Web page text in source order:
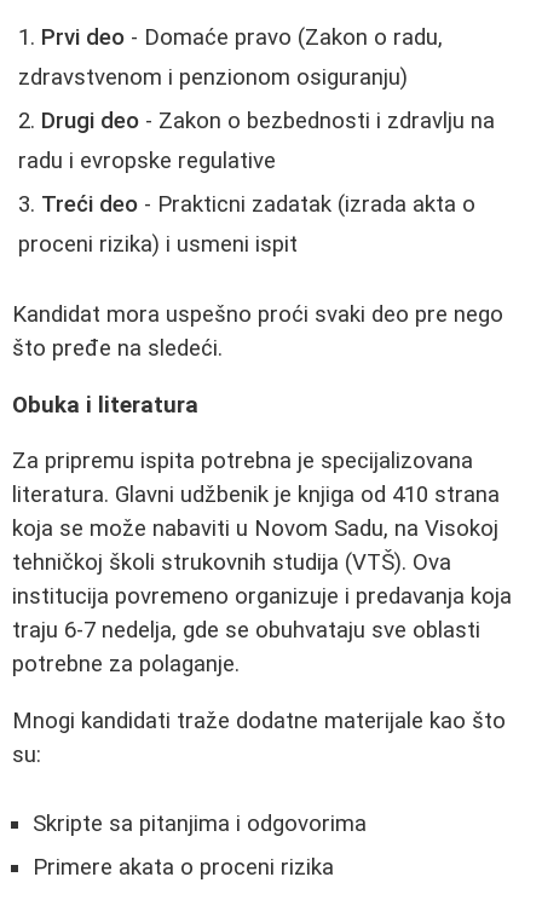
Prvi deo - Domaće pravo (Zakon o radu,
zdravstvenom i penzionom osiguranju)
Drugi deo - Zakon o bezbednosti i zdravlju na
radu i evropske regulative
Treći deo - Prakticni zadatak (izrada akta o
proceni rizika) i usmeni ispit
Kandidat mora uspešno proći svaki deo pre nego
što pređe na sledeći.
Obuka i literatura
Za pripremu ispita potrebna je specijalizovana
literatura. Glavni udžbenik je knjiga od 410 strana
koja se može nabaviti u Novom Sadu, na Visokoj
tehničkoj školi strukovnih studija (VTŠ). Ova
institucija povremeno organizuje i predavanja koja
traju 6-7 nedelja, gde se obuhvataju sve oblasti
potrebne za polaganje.
Mnogi kandidati traže dodatne materijale kao što
su:
Skripte sa pitanjima i odgovorima
Primere akata o proceni rizika